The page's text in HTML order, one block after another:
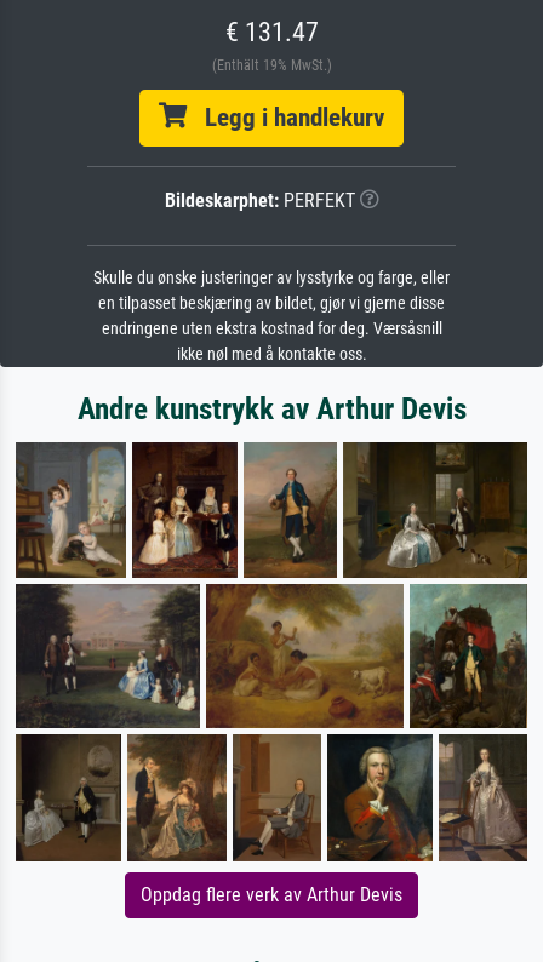
€ 131.47
(Enthält 19% MwSt.)
Legg i handlekurv
Bildeskarphet:PERFEKT
Skulle du ønske justeringer av lysstyrke og farge, eller
en tilpasset beskjæring av bildet, gjør vi gjerne disse
endringene uten ekstra kostnad for deg. Værsåsnill
ikke nøl med å kontakte oss.
Andre kunstrykk av Arthur Devis
Oppdag flere verk av Arthur Devis